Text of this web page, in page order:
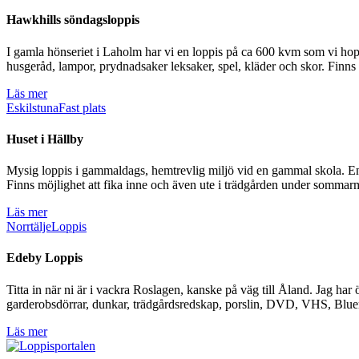
Hawkhills söndagsloppis
I gamla hönseriet i Laholm har vi en loppis på ca 600 kvm som vi
husgeråd, lampor, prydnadsaker leksaker, spel, kläder och skor.
Läs mer
EskilstunaFast plats
Huset i Hällby
Mysig loppis i gammaldags, hemtrevlig miljö vid en gammal skola.
Finns möjlighet att fika inne och även ute i trädgården under
Läs mer
NorrtäljeLoppis
Edeby Loppis
Titta in när ni är i vackra Roslagen, kanske på väg till Åland. Jag
garderobsdörrar, dunkar, trädgårdsredskap, porslin, DVD, VHS,
Läs mer